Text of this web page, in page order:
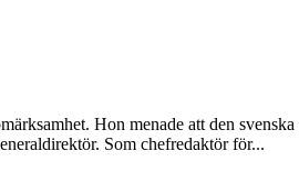
Hon menade att den
Som chefredaktör för...